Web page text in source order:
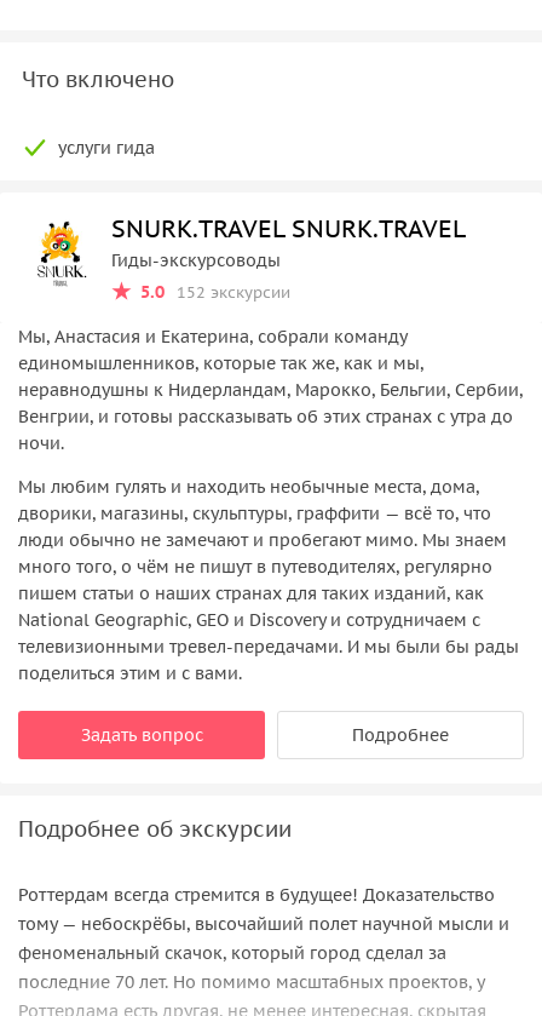
Что включено
услуги гида
SNURK.TRAVEL SNURK.TRAVEL
Гиды-экскурсоводы
5.0
152 экскурсии
Мы, Анастасия и Екатерина, собрали команду
единомышленников, которые так же, как и мы,
неравнодушны к Нидерландам, Марокко, Бельгии, Сербии,
Венгрии, и готовы рассказывать об этих странах с утра до
ночи.
Мы любим гулять и находить необычные места, дома,
дворики, магазины, скульптуры, граффити — всё то, что
люди обычно не замечают и пробегают мимо. Мы знаем
много того, о чём не пишут в путеводителях, регулярно
пишем статьи о наших странах для таких изданий, как
National Geographic, GEO и Discovery и сотрудничаем с
телевизионными тревел-передачами. И мы были бы рады
поделиться этим и с вами.
Задать вопрос Подробнее
Подробнее об экскурсии
Роттердам всегда стремится в будущее! Доказательство
тому — небоскрёбы, высочайший полет научной мысли и
феноменальный скачок, который город сделал за
последние 70 лет. Но помимо масштабных проектов, у
Роттердама есть другая, не менее интересная, скрытая